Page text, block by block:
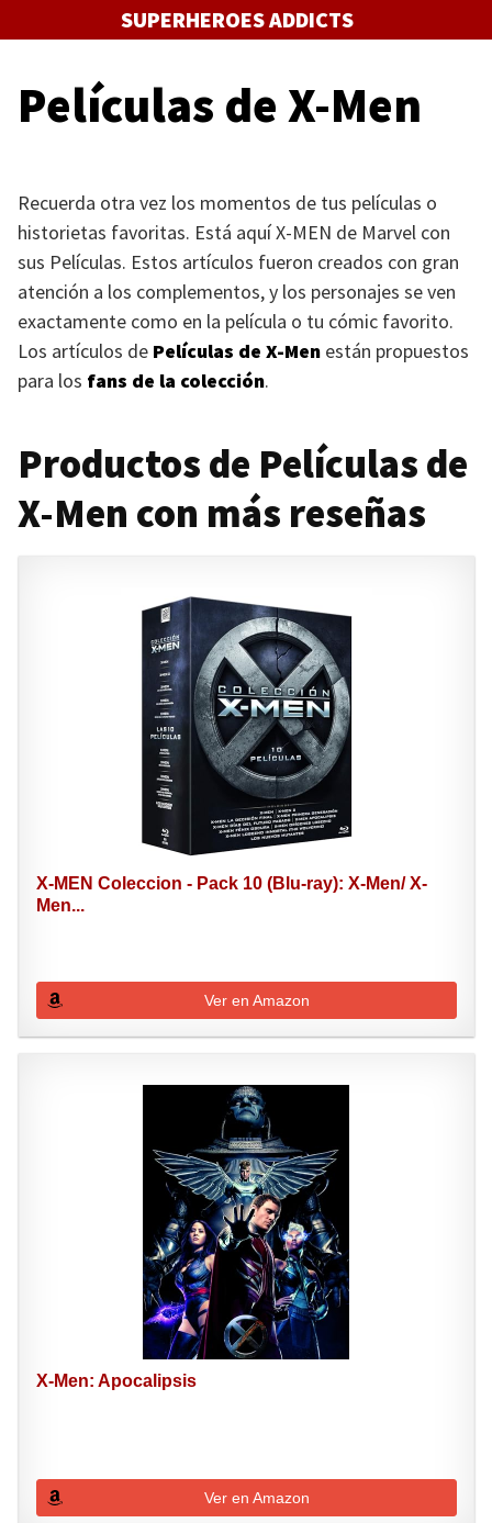
al
SUPERHEROES ADDICTS
Películas de X-Men
Recuerda otra vez los momentos de tus películas o
historietas favoritas. Está aquíX-MEN de Marvel con
sus Películas. Estos artículos fueron creados con gran
atención a los complementos, y los personajes se ven
exactamente como en la película o tu cómic favorito.
Los artículos de Películas de X-Men están propuestos
para los fans de la colección.
Productos de Películas de
X-Men con más reseñas
X-MEN Coleccion - Pack 10 (Blu-ray): X-Men/ X-
Men...
Ver en Amazon
X-Men: Apocalipsis
Ver en Amazon